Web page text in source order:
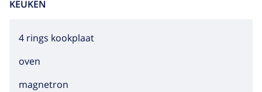
KEUKEN
4 rings kookplaat
oven
magnetron